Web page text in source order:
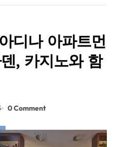
디나 아파트먼
, 카지노와 함
0 Comment